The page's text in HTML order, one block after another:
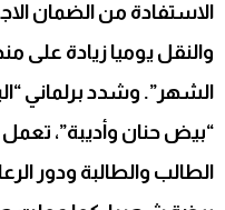
الاستفادة من الضمان
الشهر”. وشدد برلماني